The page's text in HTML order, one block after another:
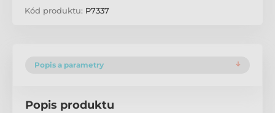
Kód produktu: P7337
Popis a parametry
Popis produktu